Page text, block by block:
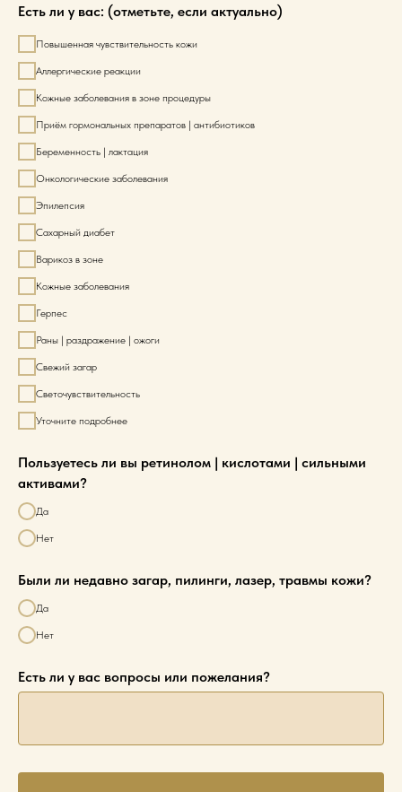
Есть ли у вас: (отметьте, если актуально)
Повышенная чувствительность кожи
Аллергические реакции
Кожные заболевания в зоне процедуры
Приём гормональных препаратов | антибиотиков
Беременность | лактация
Онкологические заболевания
Эпилепсия
Сахарный диабет
Варикоз в зоне
Кожные заболевания
Герпес
Раны | раздражение | ожоги
Свежий загар
Светочувствительность
Уточните подробнее
Пользуетесь ли вы ретинолом | кислотами | сильными
активами?
Да
Нет
Были ли недавно загар, пилинги, лазер, травмы кожи?
Да
Нет
Есть ли у вас вопросы или пожелания?